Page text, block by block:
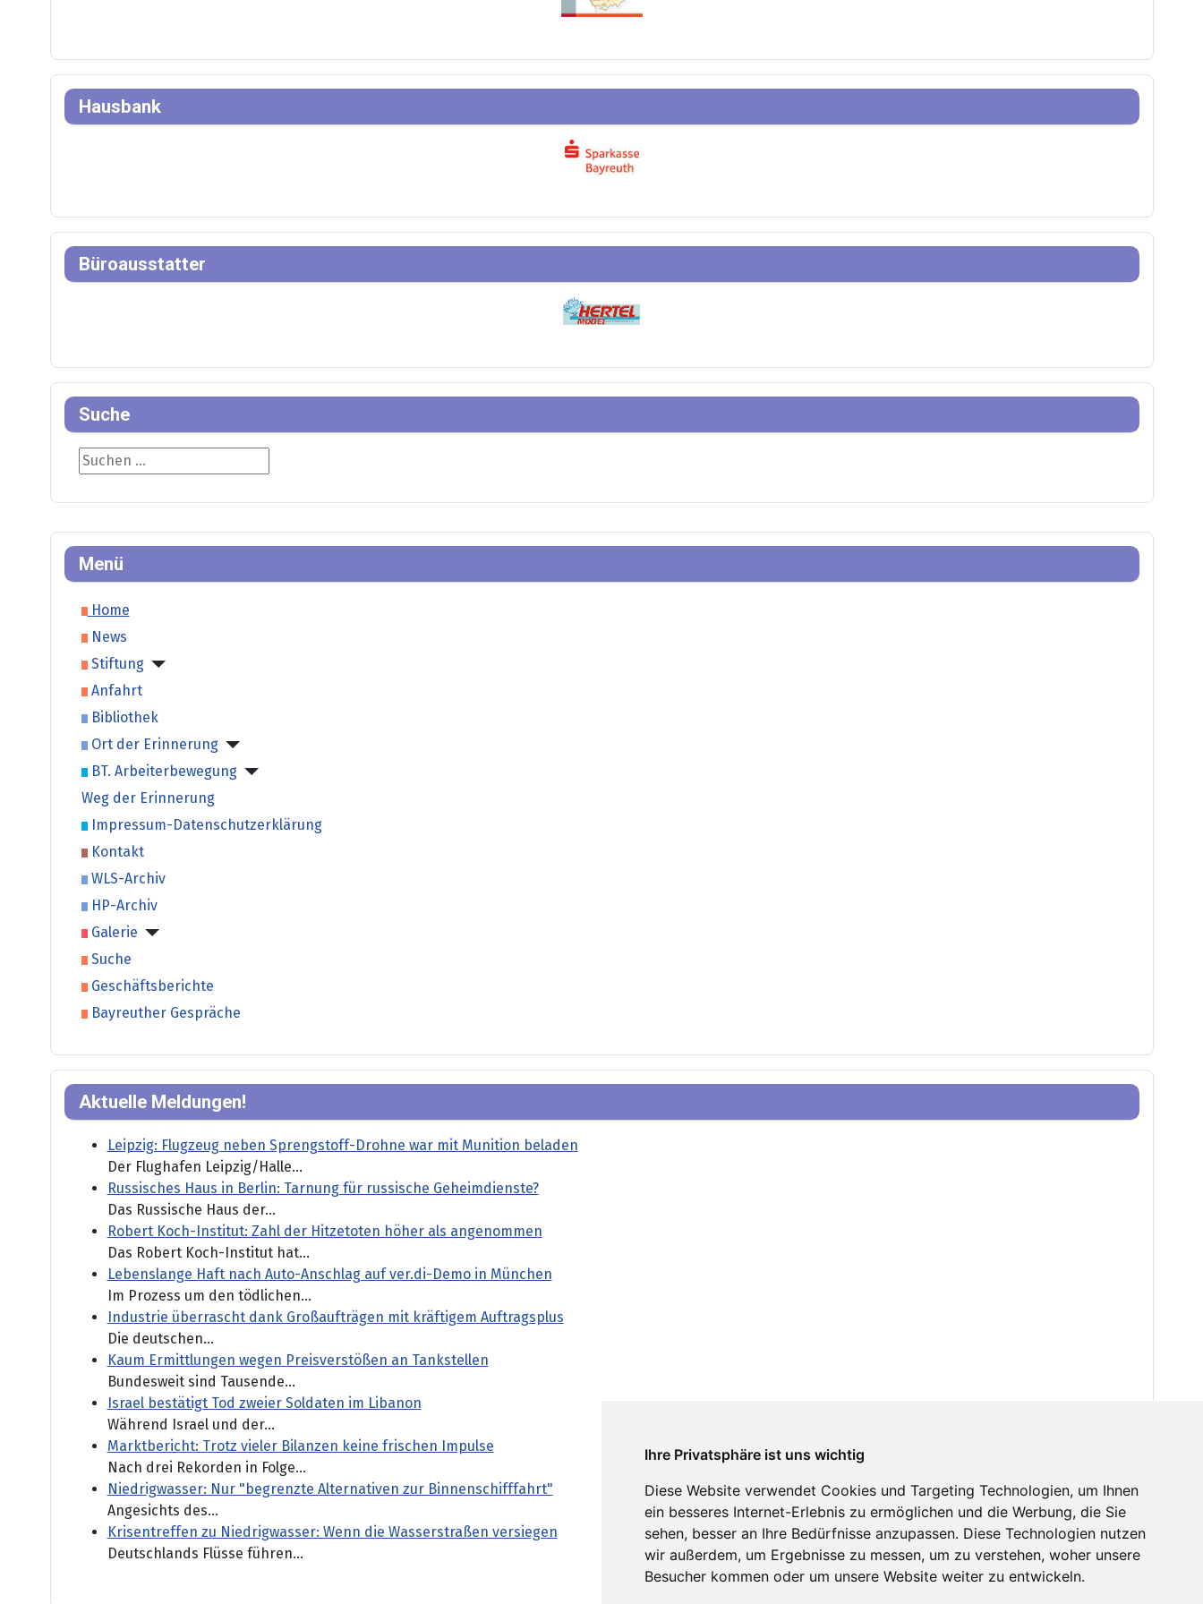
Ihre Privatsphäre ist uns wichtig
Diese Website verwendet Cookies und Targeting Technologien, um Ihnen
ein besseres Internet-Erlebnis zu ermöglichen und die Werbung, die Sie
sehen, besser an Ihre Bedürfnisse anzupassen. Diese Technologien nutzen
wir außerdem, um Ergebnisse zu messen, um zu verstehen, woher unsere
Besucher kommen oder um unsere Website weiter zu entwickeln.
Menü
Home
News
Stiftung
Anfahrt
Bibliothek
Ort der Erinnerung
BT. Arbeiterbewegung
Weg der Erinnerung
Impressum-Datenschutzerklärung
Kontakt
WLS-Archiv
HP-Archiv
Galerie
Suche
Geschäftsberichte
Bayreuther Gespräche
Aktuelle Meldungen!
Leipzig: Flugzeug neben Sprengstoff-Drohne war mit Munition beladen
Der Flughafen Leipzig/Halle...
Russisches Haus in Berlin: Tarnung für russische Geheimdienste?
Das Russische Haus der...
Robert Koch-Institut: Zahl der Hitzetoten höher als angenommen
Das Robert Koch-Institut hat...
Lebenslange Haft nach Auto-Anschlag auf ver.di-Demo in München
Im Prozess um den tödlichen...
Industrie überrascht dank Großaufträgen mit kräftigem Auftragsplus
Die deutschen...
Kaum Ermittlungen wegen Preisverstößen an Tankstellen
Bundesweit sind Tausende...
Israel bestätigt Tod zweier Soldaten im Libanon
Während Israel und der...
Marktbericht: Trotz vieler Bilanzen keine frischen Impulse
Nach drei Rekorden in Folge...
Niedrigwasser: Nur "begrenzte Alternativen zur Binnenschifffahrt"
Angesichts des...
Krisentreffen zu Niedrigwasser: Wenn die Wasserstraßen versiegen
Deutschlands Flüsse führen...
Hausbank
Büroausstatter
Suche
Suche